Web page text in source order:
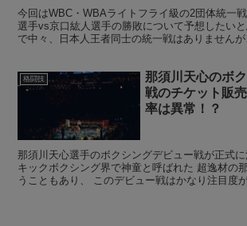
今回はWBC・WBAライトフライ級の2団体統一
選手vs京口紘人選手の勝敗について予想したい
で中々、日本人王者同士の統一戦はありません
格闘技
那須川天心のボ
戦のチケット販
率は異常！？
那須川天心選手のボクシングデビュー戦が正式に
キックボクシング界で神童と呼ばれた 超逸材の
うこともあり、 このデビュー戦はかなり注目度